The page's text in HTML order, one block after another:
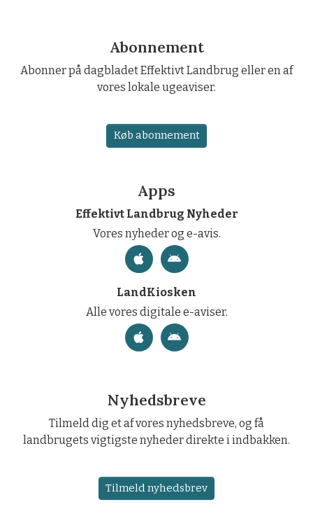
Abonnement
Abonner på dagbladet Effektivt Landbrug eller en af
vores lokale ugeaviser.
Køb abonnement
Apps
Effektivt Landbrug Nyheder
Vores nyheder og e-avis.
LandKiosken
Alle vores digitale e-aviser.
Nyhedsbreve
Tilmeld dig et af vores nyhedsbreve, og få
landbrugets vigtigste nyheder direkte i indbakken.
Tilmeld nyhedsbrev